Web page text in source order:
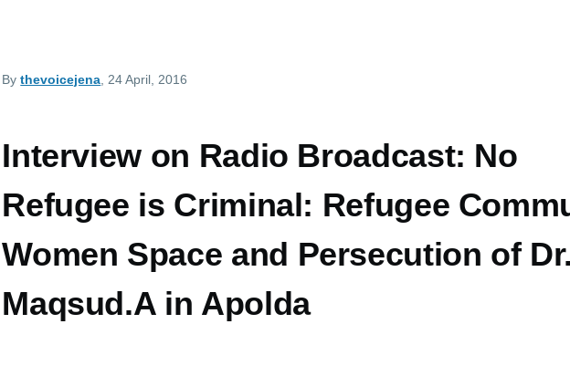
Bythevoicejena , 24 April, 2016
Interview on Radio Broadcast: No
Refugee is Criminal: Refugee
Women Space and Persecution of
Maqsud.A in Apolda